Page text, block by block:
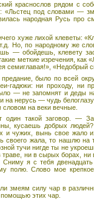
краснослов рядом с
«Льстец под словами —
народная Русь про
хуже лихой клеветы:
Но, по народному же
— обойдешь, клевету
меткие изречения, как
семиглавая!», «Недобрый
было по всей
гадюки: ни проходу, ни
— не запомнят и деды
на нерусь — чудь
на веки вечные.
один такой заговор. —
кусаешь добрых
и чужих, вынь свое жало
жала, то нашлю на
тучи нигде ты не
ни в сырых борах, ни
я с тебя
полю. Слово мое
змеям силу чар в
этих чар.